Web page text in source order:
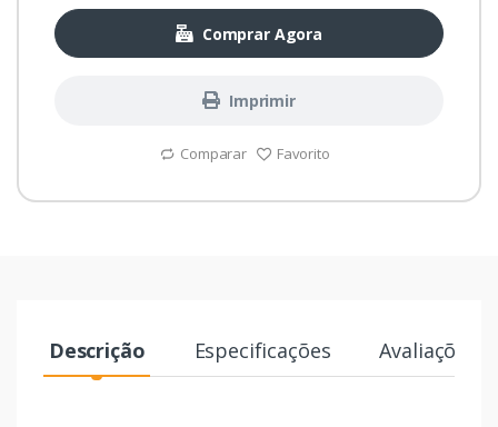
Comprar Agora
Imprimir
Comparar Favorito
Descrição Especificações Avaliações